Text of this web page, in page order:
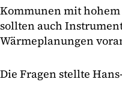
Kommunen mit
sollten auch
Wärmeplanungen
Die Fragen stellte